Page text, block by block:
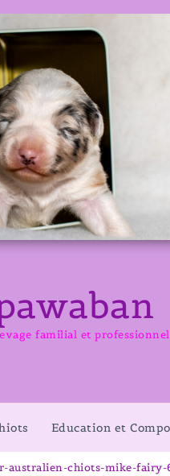
familial et
Education et
australien-chiots-mike-fairy-